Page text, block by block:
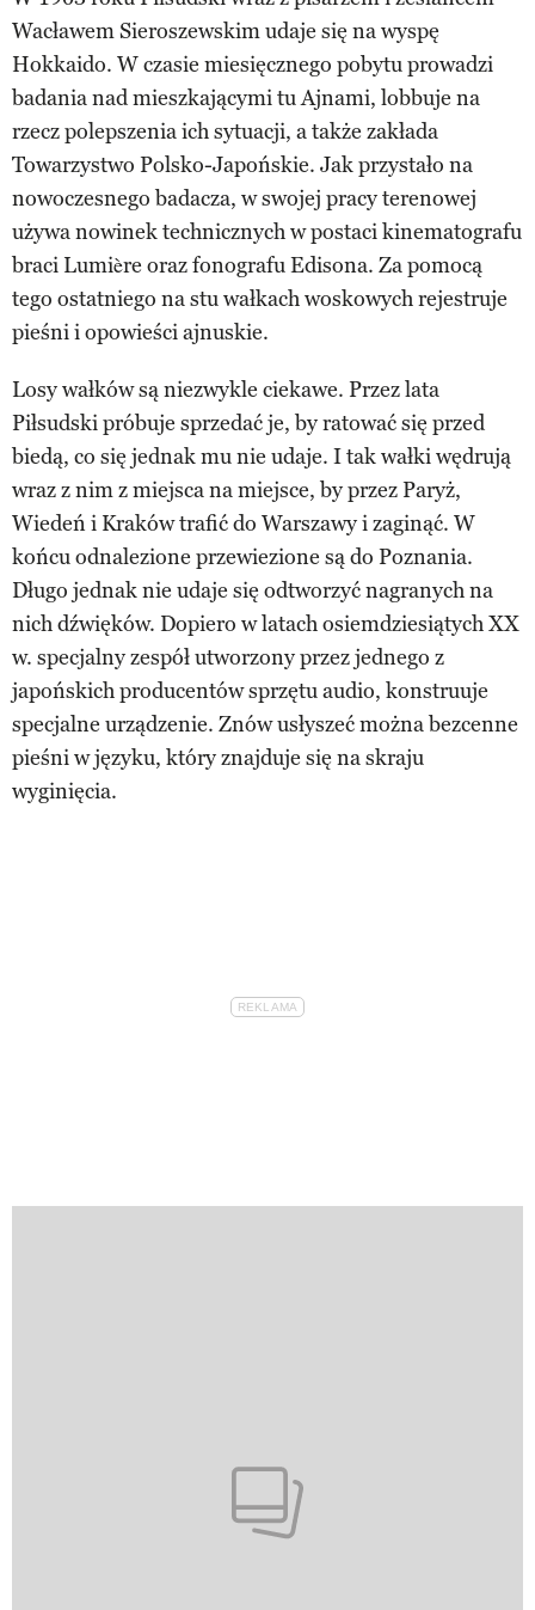
Wacławem Sieroszewskim udaje się na wyspę
Hokkaido. W czasie miesięcznego pobytu prowadzi
badania nad mieszkającymi tu Ajnami, lobbuje na
rzecz polepszenia ich sytuacji, a także zakłada
Towarzystwo Polsko-Japońskie. Jak przystało na
nowoczesnego badacza, w swojej pracy terenowej
używa nowinek technicznych w postaci kinematografu
braci Lumière oraz fonografu Edisona. Za pomocą
tego ostatniego na stu wałkach woskowych rejestruje
pieśni i opowieści ajnuskie.
Losy wałków są niezwykle ciekawe. Przez lata
Piłsudski próbuje sprzedać je, by ratować się przed
biedą, co się jednak mu nie udaje. I tak wałki wędrują
wraz z nim z miejsca na miejsce, by przez Paryż,
Wiedeń i Kraków trafić do Warszawy i zaginąć. W
końcu odnalezione przewiezione są do Poznania.
Długo jednak nie udaje się odtworzyć nagranych na
nich dźwięków. Dopiero w latach osiemdziesiątych XX
w. specjalny zespół utworzony przez jednego z
japońskich producentów sprzętu audio, konstruuje
specjalne urządzenie. Znów usłyszeć można bezcenne
pieśni w języku, który znajduje się na skraju
wyginięcia.